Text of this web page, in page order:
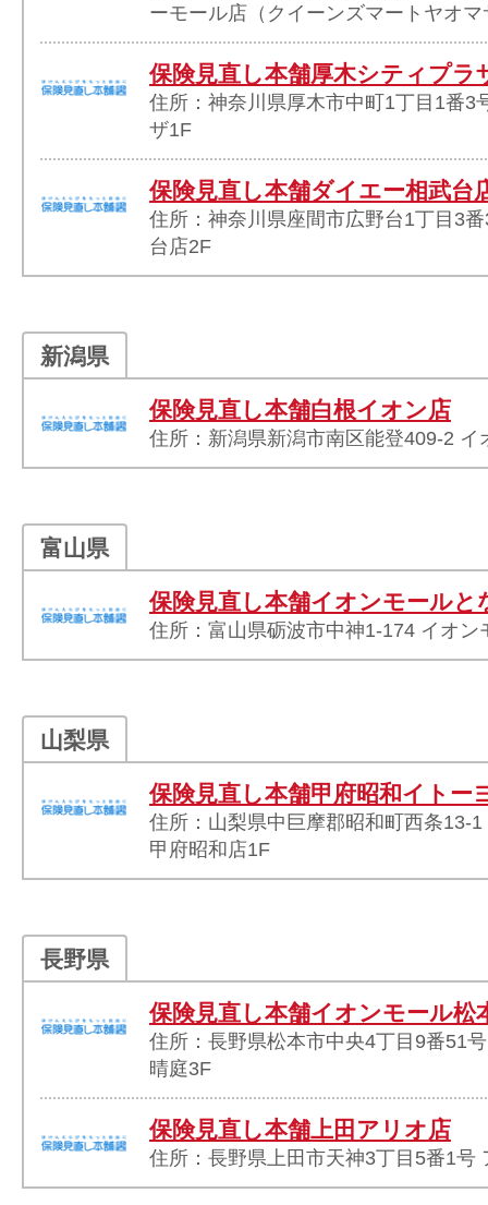
ーモール店（クイーンズマートヤオ
保険見直し本舗厚木シティプラ
住所：神奈川県厚木市中町1丁目1番3
ザ1F
保険見直し本舗ダイエー相武台
住所：神奈川県座間市広野台1丁目3
台店2F
新潟県
保険見直し本舗白根イオン店
住所：新潟県新潟市南区能登409-2 イ
富山県
保険見直し本舗イオンモールと
住所：富山県砺波市中神1-174 イオン
山梨県
保険見直し本舗甲府昭和イトー
住所：山梨県中巨摩郡昭和町西条13-
甲府昭和店1F
長野県
保険見直し本舗イオンモール松
住所：長野県松本市中央4丁目9番51
晴庭3F
保険見直し本舗上田アリオ店
住所：長野県上田市天神3丁目5番1号